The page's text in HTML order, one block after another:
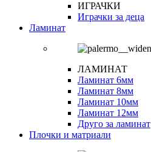
ИГРАЧКИ
Играчки за деца
Ламинат
ЛАМИНАТ
Ламинат 6мм
Ламинат 8мм
Ламинат 10мм
Ламинат 12мм
Друго за ламинат
Плочки и матриали